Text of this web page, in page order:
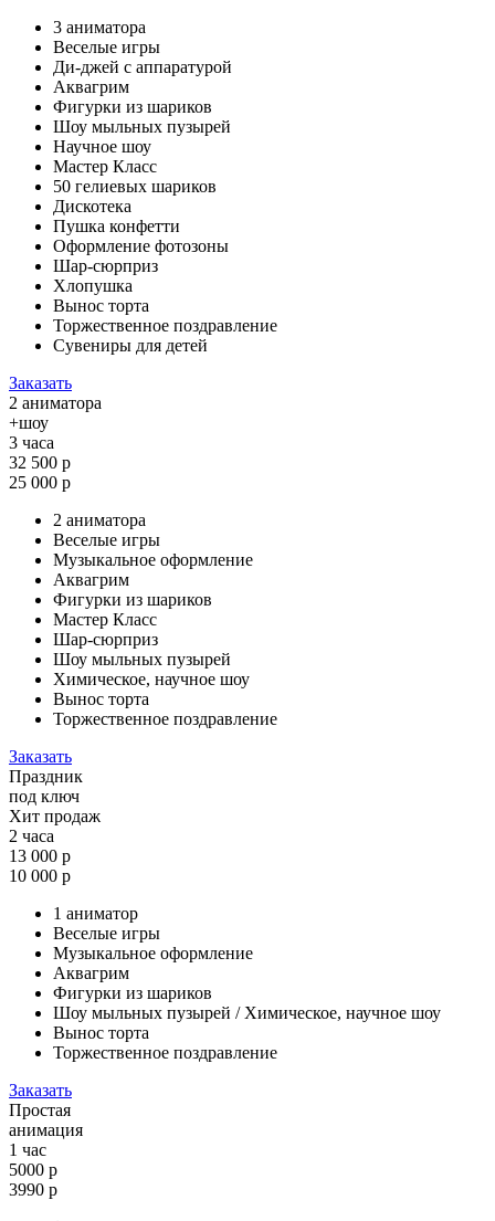
3 аниматора
Веселые игры
Ди-джей с аппаратурой
Аквагрим
Фигурки из шариков
Шоу мыльных пузырей
Научное шоу
Мастер Класс
50 гелиевых шариков
Дискотека
Пушка конфетти
Оформление фотозоны
Шар-сюрприз
Хлопушка
Вынос торта
Торжественное поздравление
Сувениры для детей
Заказать
2 аниматора
+шоу
3 часа
32 500 р
25 000 р
2 аниматора
Веселые игры
Музыкальное оформление
Аквагрим
Фигурки из шариков
Мастер Класс
Шар-сюрприз
Шоу мыльных пузырей
Химическое, научное шоу
Вынос торта
Торжественное поздравление
Заказать
Праздник
под ключ
Хит продаж
2 часа
13 000 р
10 000 р
1 аниматор
Веселые игры
Музыкальное оформление
Аквагрим
Фигурки из шариков
Шоу мыльных пузырей / Химическое, научное шоу
Вынос торта
Торжественное поздравление
Заказать
Простая
анимация
1 час
5000 р
3990 р